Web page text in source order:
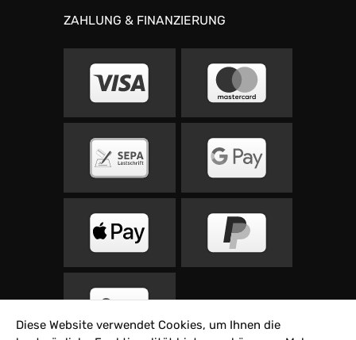
ZAHLUNG & FINANZIERUNG
Diese Website verwendet Cookies, um Ihnen die